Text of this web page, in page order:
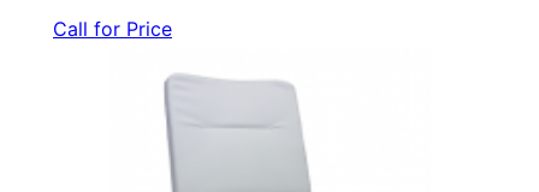
Call for Price